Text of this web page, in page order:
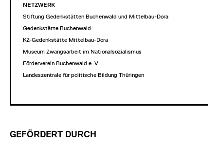
NETZWERK
Stiftung Gedenkstätten Buchenwald und Mittelbau-Dora
Gedenkstätte Buchenwald
KZ-Gedenkstätte Mittelbau-Dora
Museum Zwangsarbeit im Nationalsozialismus
Förderverein Buchenwald e. V.
Landeszentrale für politische Bildung Thüringen
GEFÖRDERT DURCH